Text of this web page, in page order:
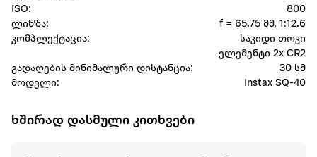
ISO:
800
ლინზა:
f = 65.75 მმ, 1:12.6
კომპლექტაცია:
საკიდი თოკი
ელემენტი 2x CR2
გადაღების მინიმალური დისტანცია:
30 სმ
მოდელი:
Instax SQ-40
ხშირად დასმული კითხვები